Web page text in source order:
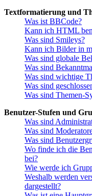
Textformatierung und
Was ist BBCode?
Kann ich HTML
Was sind Smileys?
Kann ich Bilder in
Was sind globale
Was sind
Was sind wichtige
Was sind
Was sind Themen-
Benutzer-Stufen und
Was sind
Was sind
Was sind
Wo finde ich die
bei?
Wie werde ich
Weshalb werden
dargestellt?